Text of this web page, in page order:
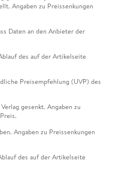
Angaben zu Preissenkungen
Daten an den Anbieter der
des auf der Artikelseite
Preisempfehlung (UVP) des
gesenkt. Angaben zu
Angaben zu Preissenkungen
des auf der Artikelseite